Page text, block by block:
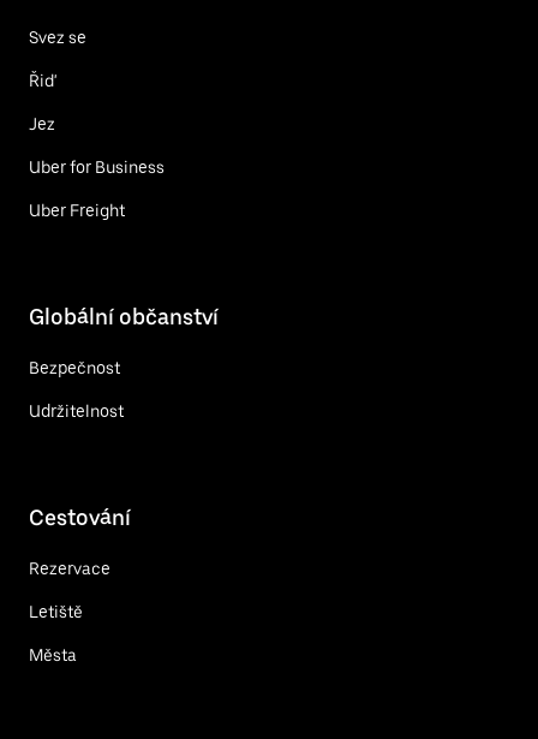
Svez se
Řiď
Jez
Uber for Business
Uber Freight
Globální občanství
Bezpečnost
Udržitelnost
Cestování
Rezervace
Letiště
Města